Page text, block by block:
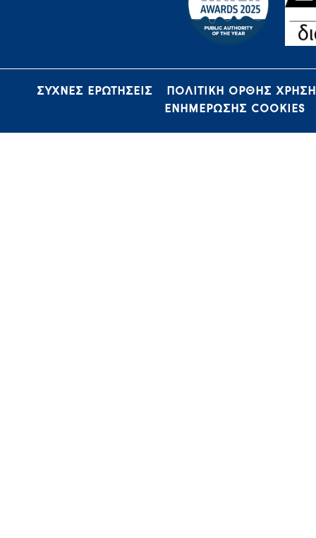
ΣΥΧΝΕΣ ΕΡΩΤΗΣΕΙΣ
ΠΟΛΙΤΙΚΗ ΟΡΘΗΣ
ΕΝΗΜΕΡΩΣΗΣ COOKIES